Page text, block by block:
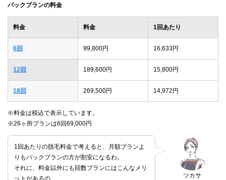
パックプランの料金
料金 料金 1回あたり
6回 99,800円 16,633円
12回 189,600円 15,800円
18回 269,500円 14,972円
※料金は税込で表示しています。
※26ヶ所プランは6回69,000円
ツカサ
1回あたりの脱毛料金で考えると、月額プランよ
りもパックプランの方が割安になるわ。
それに、料金以外にも回数プランにはこんなメリ
ットがあるの。